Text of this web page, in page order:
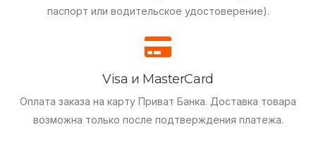
паспорт или водительское удостоверение).
Visa и MasterCard
Оплата заказа на карту Приват Банка. Доставка товара
возможна только после подтверждения платежа.